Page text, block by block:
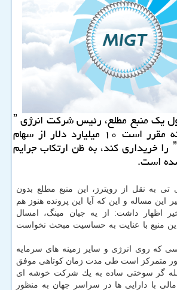
ام آی جی تی: به قول یك منبع مطلع، رئیس شركت انرژی ˮ
سی ای اف سیˮ كه مقرر است ۱۰ میلیارد دلار از سهام
شركت ˮروس نفتˮ را خریداری كند، به ظن ارتكاب جرایم
است.
به نقل از رویترز، این منبع مطلع بدون
این مساله و این كه آیا این پرونده هنوز هم
اظهار داشت: از یه جیان مینگ، امسال
منبع با عنایت به حساسیت مبحث نخواست
روی انرژی و سایر زمینه های سرمایه
متمركز است طی مدت زمان كوتاهی موفق
گر سوختی ساده به یك شركت خوشه ای
با دارایی ها در سراسر جهان به منظور